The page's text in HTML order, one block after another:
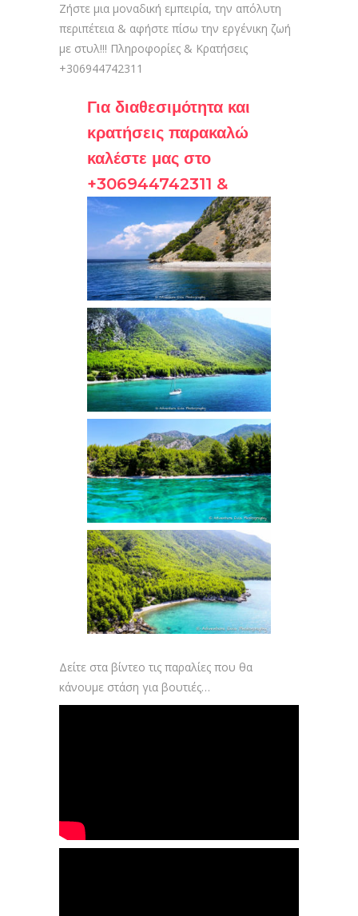
Ζήστε μια μοναδική εμπειρία, την απόλυτη
περιπέτεια & αφήστε πίσω την εργένικη ζωή
με στυλ!!! Πληροφορίες & Κρατήσεις
+306944742311
Για διαθεσιμότητα και
κρατήσεις παρακαλώ
καλέστε μας στο
+306944742311 &
Δείτε στα βίντεο τις παραλίες που θα
κάνουμε στάση για βουτιές…